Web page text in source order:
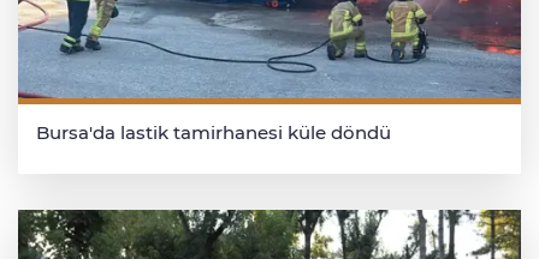
Bursa'da lastik tamirhanesi küle döndü